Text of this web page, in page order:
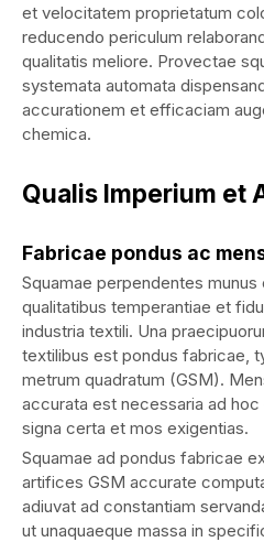
et velocitatem proprietatum
reducendo periculum
qualitatis meliore. Provectae
systemata automata
accurationem et efficaciam
chemica.
Qualis Imperium et
Fabricae pondus ac
Squamae perpendentes
qualitatibus temperantiae et
industria textili. Una
textilibus est pondus fabricae,
metrum quadratum (GSM).
accurata est necessaria ad
signa certa et mos exigentias.
Squamae ad pondus fabricae
artifices GSM accurate
adiuvat ad constantiam
ut unaquaeque massa in